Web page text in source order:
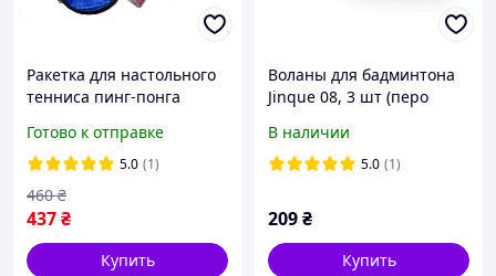
Ракетка для настольного
тенниса пинг-понга
Готово к отправке
5.0 (1)
437₴
460 ₴
Купить
Воланы для бадминтона
Jinque 08, 3 шт (перо
В наличии
5.0 (1)
209₴
Купить